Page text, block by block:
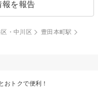
報を報告
・中川区
豊田本町駅
おトクで便利！